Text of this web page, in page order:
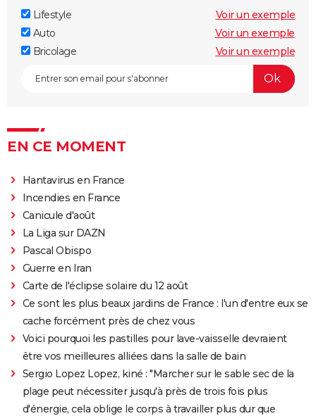
Lifestyle
Voir un exemple
Auto
Voir un exemple
Bricolage
Voir un exemple
EN CE MOMENT
Hantavirus en France
Incendies en France
Canicule d'août
La Liga sur DAZN
Pascal Obispo
Guerre en Iran
Carte de l'éclipse solaire du 12 août
Ce sont les plus beaux jardins de France : l'un d'entre eux se
cache forcément près de chez vous
Voici pourquoi les pastilles pour lave-vaisselle devraient
être vos meilleures alliées dans la salle de bain
Sergio Lopez Lopez, kiné : "Marcher sur le sable sec de la
plage peut nécessiter jusqu'à près de trois fois plus
d'énergie, cela oblige le corps à travailler plus dur que